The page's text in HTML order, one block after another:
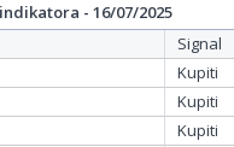
- 16/07/2025
Signal
Kupiti
Kupiti
Kupiti